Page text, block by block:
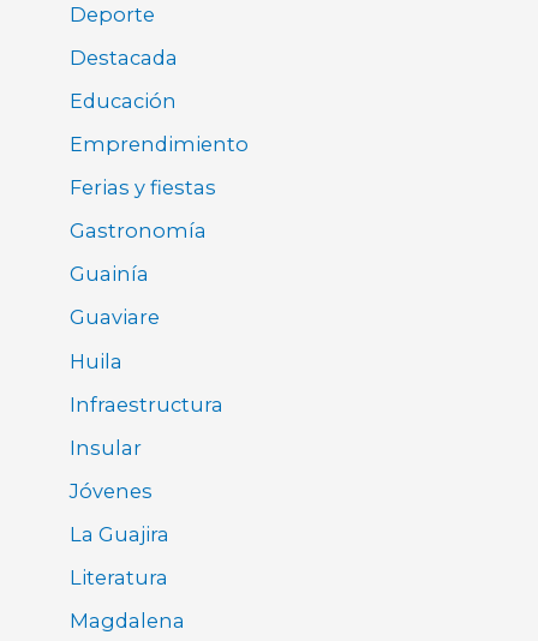
Deporte
Destacada
Educación
Emprendimiento
Ferias y fiestas
Gastronomía
Guainía
Guaviare
Huila
Infraestructura
Insular
Jóvenes
La Guajira
Literatura
Magdalena